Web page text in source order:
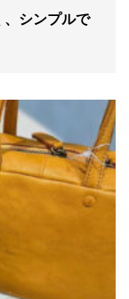
、シンプルで